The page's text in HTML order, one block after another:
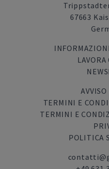
67663
LAVORA
TERMINI E
TERMINI E
POLITICA